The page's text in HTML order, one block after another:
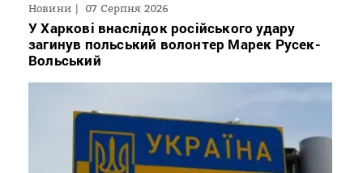
Новини 07 Серпня 2026
У Харкові внаслідок російського удару
загинув польський волонтер Марек Русек-
Вольський